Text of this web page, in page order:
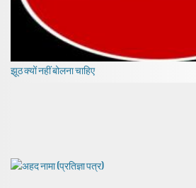
झूठ क्यों नहीं बोलना चाहिए